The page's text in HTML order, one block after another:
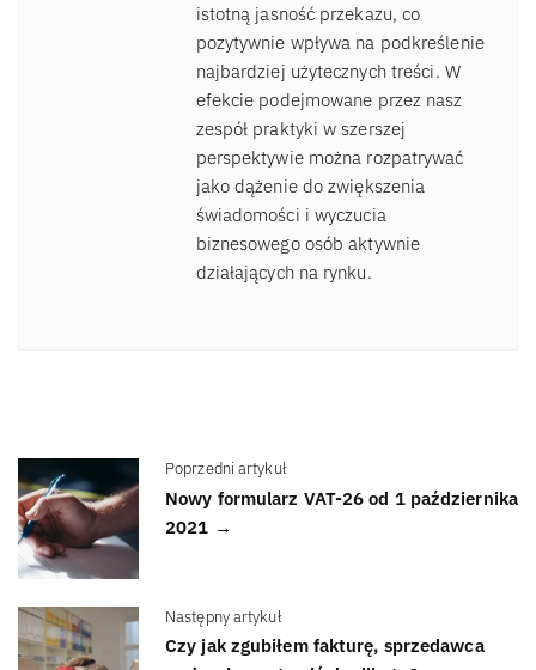
istotną jasność przekazu, co
pozytywnie wpływa na podkreślenie
najbardziej użytecznych treści. W
efekcie podejmowane przez nasz
zespół praktyki w szerszej
perspektywie można rozpatrywać
jako dążenie do zwiększenia
świadomości i wyczucia
biznesowego osób aktywnie
działających na rynku.
Poprzedni artykuł
Nowy formularz VAT-26 od 1 października
2021 →
Następny artykuł
Czy jak zgubiłem fakturę, sprzedawca